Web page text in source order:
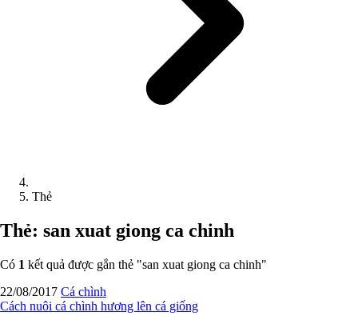
Thẻ
Thẻ: san xuat giong ca chinh
Có 1 kết quả được gắn thẻ "san xuat giong ca chinh"
22/08/2017 Cá chình
Cách nuôi cá chình hương lên cá giống